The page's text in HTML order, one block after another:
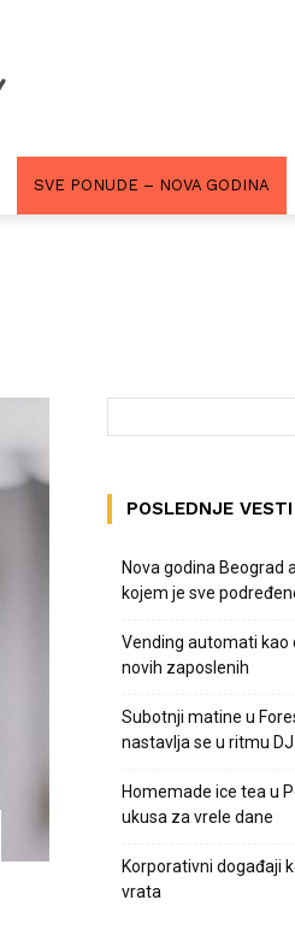
SVE PONUDE – NOVA GODINA
POSLEDNJE VESTI
Nova godina Beograd
kojem je sve
Vending automati kao
novih zaposlenih
Subotnji matine u
nastavlja se u ritmu DJ
Homemade ice tea u
ukusa za vrele dane
Korporativni događaji
vrata